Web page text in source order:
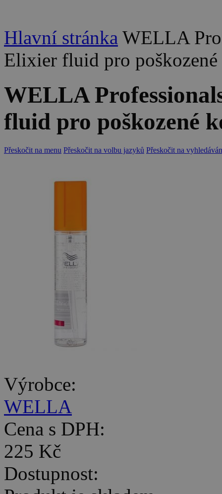
Hlavní stránka WELLA
Elixier fluid pro
WELLA
fluid pro poškozené
Přeskočit na menu Přeskočit na volbu jazyků Přeskočit na
Výrobce:
WELLA
Cena s DPH:
225 Kč
Dostupnost: